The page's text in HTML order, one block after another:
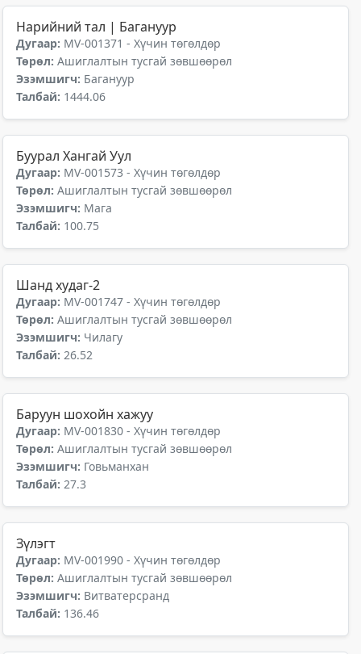
Нарийний тал | Багануур
Дугаар: MV-001371 - Хүчин төгөлдөр
Төрөл: Ашиглалтын тусгай зөвшөөрөл
Эзэмшигч: Багануур
Талбай: 1444.06
Буурал Хангай Уул
Дугаар: MV-001573 - Хүчин төгөлдөр
Төрөл: Ашиглалтын тусгай зөвшөөрөл
Эзэмшигч: Мага
Талбай: 100.75
Шанд худаг-2
Дугаар: MV-001747 - Хүчин төгөлдөр
Төрөл: Ашиглалтын тусгай зөвшөөрөл
Эзэмшигч: Чилагу
Талбай: 26.52
Баруун шохойн хажуу
Дугаар: MV-001830 - Хүчин төгөлдөр
Төрөл: Ашиглалтын тусгай зөвшөөрөл
Эзэмшигч: Говьманхан
Талбай: 27.3
Зүлэгт
Дугаар: MV-001990 - Хүчин төгөлдөр
Төрөл: Ашиглалтын тусгай зөвшөөрөл
Эзэмшигч: Витватерсранд
Талбай: 136.46